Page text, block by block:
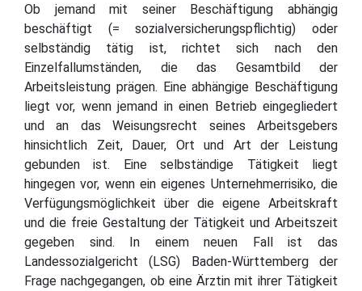
Ob jemand mit seiner Beschäftigung abhängig
beschäftigt (= sozialversicherungspflichtig) oder
selbständig tätig ist, richtet sich nach den
Einzelfallumständen, die das Gesamtbild der
Arbeitsleistung prägen. Eine abhängige Beschäftigung
liegt vor, wenn jemand in einen Betrieb eingegliedert
und an das Weisungsrecht seines Arbeitsgebers
hinsichtlich Zeit, Dauer, Ort und Art der Leistung
gebunden ist. Eine selbständige Tätigkeit liegt
hingegen vor, wenn ein eigenes Unternehmerrisiko, die
Verfügungsmöglichkeit über die eigene Arbeitskraft
und die freie Gestaltung der Tätigkeit und Arbeitszeit
gegeben sind. In einem neuen Fall ist das
Landessozialgericht (LSG) Baden-Württemberg der
Frage nachgegangen, ob eine Ärztin mit ihrer Tätigkeit